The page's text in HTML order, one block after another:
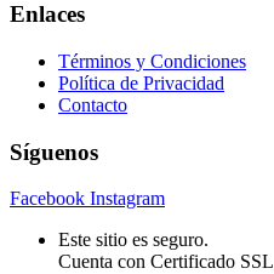
Enlaces
Términos y Condiciones
Política de Privacidad
Contacto
Síguenos
Facebook Instagram
Este sitio es seguro.
Cuenta con Certificado SSL